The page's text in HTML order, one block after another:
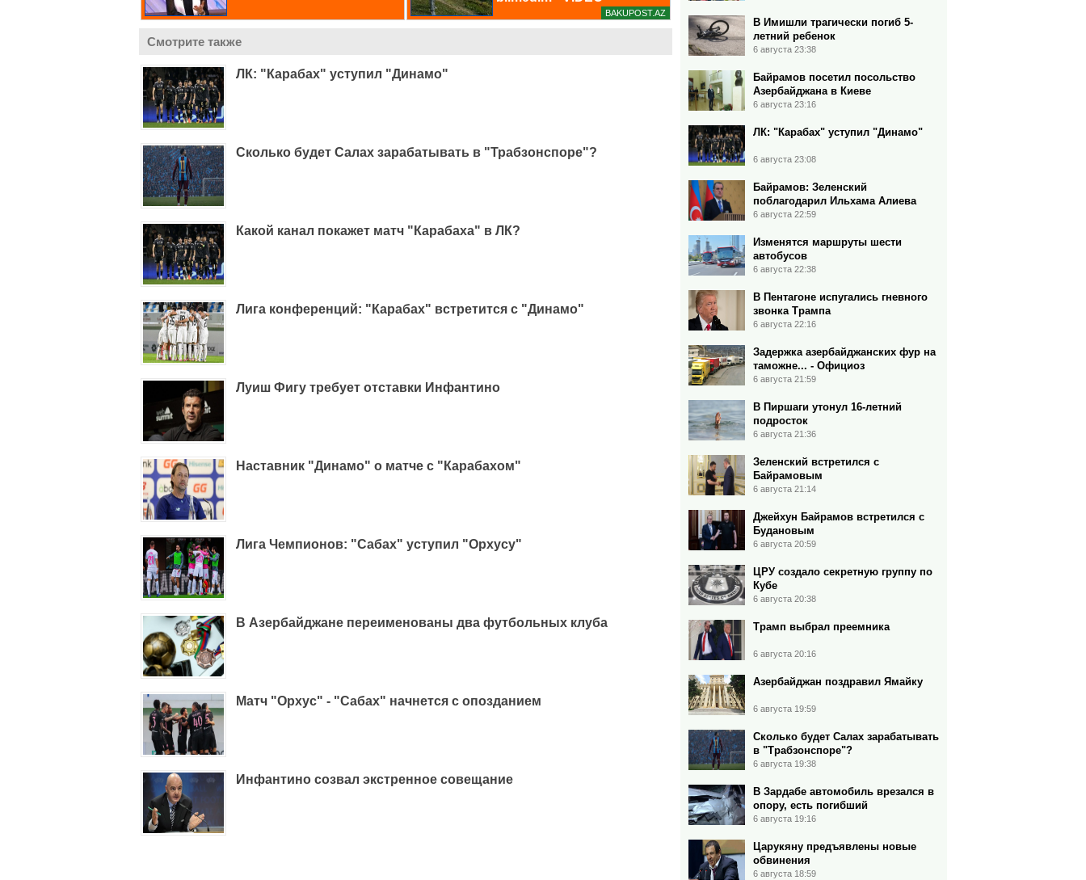
Смотрите также
ЛК: "Карабах" уступил "Динамо"
Сколько будет Салах зарабатывать в "Трабзонспоре"?
Какой канал покажет матч "Карабаха" в ЛК?
Лига конференций: "Карабах" встретится с "Динамо"
Луиш Фигу требует отставки Инфантино
Наставник "Динамо" о матче с "Карабахом"
Лига Чемпионов: "Сабах" уступил "Орхусу"
В Азербайджане переименованы два футбольных клуба
Матч "Орхус" - "Сабах" начнется с опозданием
Инфантино созвал экстренное совещание
В Имишли трагически погиб 5-
летний ребенок
6 августа 23:38
Байрамов посетил посольство
Азербайджана в Киеве
6 августа 23:16
ЛК: "Карабах" уступил "Динамо"
6 августа 23:08
Байрамов: Зеленский
поблагодарил Ильхама Алиева
6 августа 22:59
Изменятся маршруты шести
автобусов
6 августа 22:38
В Пентагоне испугались гневного
звонка Трампа
6 августа 22:16
Задержка азербайджанских фур на
таможне... - Официоз
6 августа 21:59
В Пиршаги утонул 16-летний
подросток
6 августа 21:36
Зеленский встретился с
Байрамовым
6 августа 21:14
Джейхун Байрамов встретился с
Будановым
6 августа 20:59
ЦРУ создало секретную группу по
Кубе
6 августа 20:38
Трамп выбрал преемника
6 августа 20:16
Азербайджан поздравил Ямайку
6 августа 19:59
Сколько будет Салах зарабатывать
в "Трабзонспоре"?
6 августа 19:38
В Зардабе автомобиль врезался в
опору, есть погибший
6 августа 19:16
Царукяну предъявлены новые
обвинения
6 августа 18:59